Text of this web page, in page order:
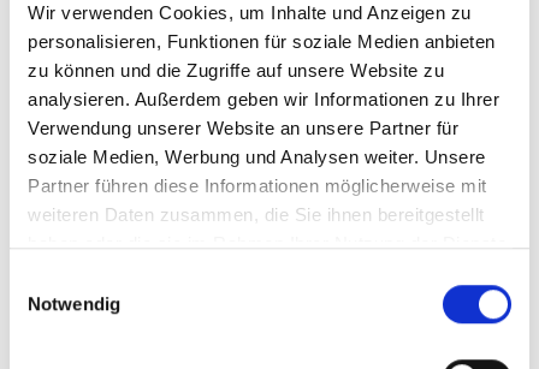
Wir verwenden Cookies, um Inhalte und Anzeigen zu
personalisieren, Funktionen für soziale Medien anbieten
zu können und die Zugriffe auf unsere Website zu
analysieren. Außerdem geben wir Informationen zu Ihrer
Verwendung unserer Website an unsere Partner für
soziale Medien, Werbung und Analysen weiter. Unsere
Partner führen diese Informationen möglicherweise mit
weiteren Daten zusammen, die Sie ihnen bereitgestellt
haben oder die sie im Rahmen Ihrer Nutzung der Dienste
Notwendig
Wie ich arbeite, wer ich bin,
was ich tue…
Möchtest Du mehr über mein Kinderbuch
„Anton und der große Schweizer“ und seine
Entstehungsgeschichte erfahren…oder einfach
wissen, an welchem Kinderbuch ich aktuell
arbeite? Was ich zwischen Kinderbuch und
Kinderbuch treibe? Ob ich noch einen Job